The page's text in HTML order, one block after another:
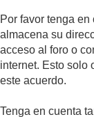
Por favor tenga
almacena su
acceso al foro o
internet. Esto solo
este acuerdo.
Tenga en cuenta